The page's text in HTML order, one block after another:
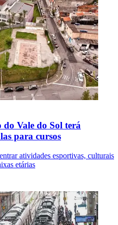
Vale do Sol terá
para cursos
atividades esportivas, culturais
etárias